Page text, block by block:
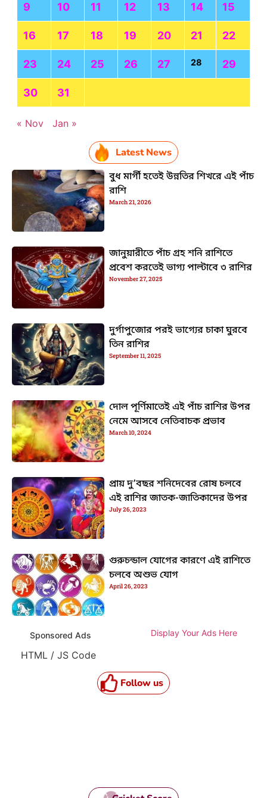
9 10 11 12 13 14 15
16 17 18 19 20 21 22
23 24 25 26 27 28 29
30 31
« Nov Jan »
Latest News
বুধ মার্গী হতেই উন্নতির শিখরে এই পাঁচ
রাশি
March 21, 2026
জানুয়ারীতে পাঁচ গ্রহ শনি রাশিতে
প্রবেশ করতেই ভাগ্য পাল্টাবে ৩ রাশির
November 27, 2025
দুর্গাপুজোর পরই ভাগ্যের চাকা ঘুরবে
তিন রাশির
September 11, 2025
দোল পূর্ণিমাতেই এই পাঁচ রাশির উপর
নেমে আসবে নেতিবাচক প্রভাব
March 10, 2024
প্রায় দু’বছর শনিদেবের রোষ চলবে
এই রাশির জাতক-জাতিকাদের উপর
July 26, 2023
গুরুচন্ডাল যোগের কারণে এই রাশিতে
চলবে অশুভ যোগ
April 26, 2023
Sponsored Ads Display Your Ads Here
HTML / JS Code
Follow us